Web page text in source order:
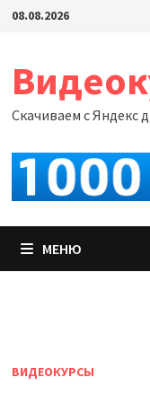
Перейти
08.08.2026
Скачиваем с Яндекс
МЕНЮ
ВИДЕОКУРСЫ